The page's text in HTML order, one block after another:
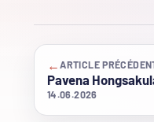
←ARTICLE
Pavena
14.06.2026